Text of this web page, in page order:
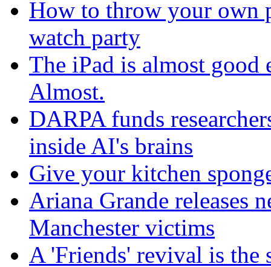
How to throw your own
watch party
The iPad is almost
Almost.
DARPA funds
inside AI's brains
Give your kitchen
Ariana Grande releases
Manchester victims
A 'Friends' revival is the